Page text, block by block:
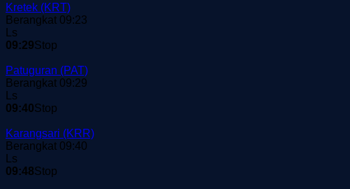
Kretek (KRT)
Berangkat 09:23
Ls
09:29Stop
Patuguran (PAT)
Berangkat 09:29
Ls
09:40Stop
Karangsari (KRR)
Berangkat 09:40
Ls
09:48Stop